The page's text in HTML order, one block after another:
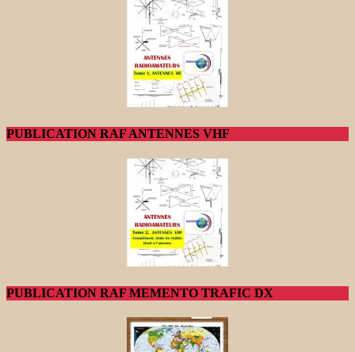
PUBLICATION RAF ANTENNES VHF
PUBLICATION RAF MEMENTO TRAFIC DX